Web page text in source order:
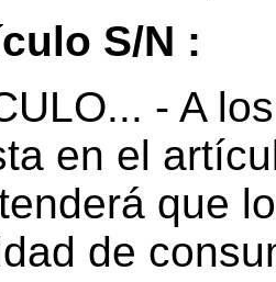
S/N :
- A
en el
que
de